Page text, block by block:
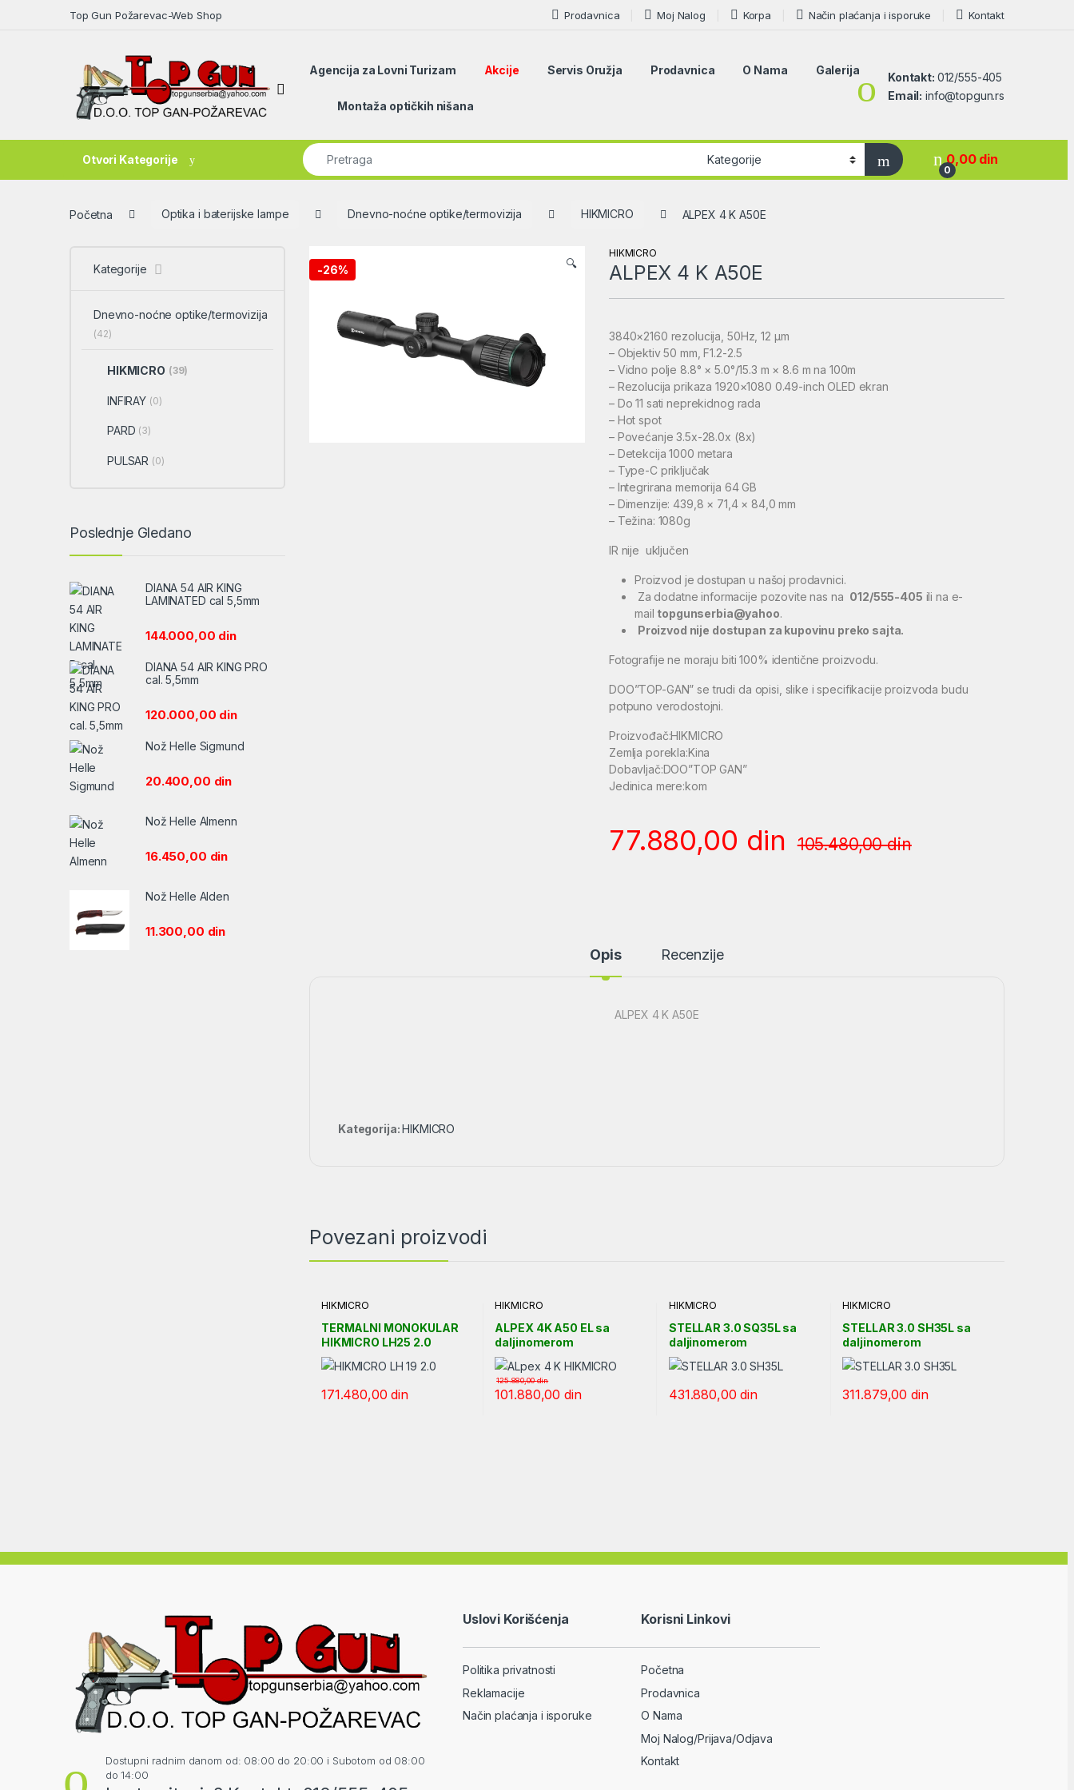
Top Gun Požarevac-Web Shop Prodavnica Moj Nalog Korpa Način plaćanja i isporuke Kontakt
Open
Agencija za Lovni Turizam Akcije Servis Oružja Prodavnica O Nama Galerija
Montaža optičkih nišana
Kontakt: 012/555-405
Email: info@topgun.rs
Otvori Kategorije
Search for:
0
0,00 din
Početna Optika i baterijske lampe Dnevno-noćne optike/termovizija HIKMICRO ALPEX 4 K A50E
-26% 🔍
HIKMICRO
ALPEX 4 K A50E
3840×2160 rezolucija, 50Hz, 12 μm
– Objektiv 50 mm, F1.2-2.5
– Vidno polje 8.8° × 5.0°/15.3 m × 8.6 m na 100m
– Rezolucija prikaza 1920×1080 0.49-inch OLED ekran
– Do 11 sati neprekidnog rada
– Hot spot
– Povećanje 3.5x-28.0x (8x)
– Detekcija 1000 metara
– Type-C priključak
– Integrirana memorija 64 GB
– Dimenzije: 439,8 × 71,4 × 84,0 mm
– Težina: 1080g
IR nije uključen
Proizvod je dostupan u našoj prodavnici.
Za dodatne informacije pozovite nas na 012/555-405 ili na e-
mail topgunserbia@yahoo.
Proizvod nije dostupan za kupovinu preko sajta.
Fotografije ne moraju biti 100% identične proizvodu.
DOO”TOP-GAN” se trudi da opisi, slike i specifikacije proizvoda budu
potpuno verodostojni.
Proizvođač:HIKMICRO
Zemlja porekla:Kina
Dobavljač:DOO”TOP GAN”
Jedinica mere:kom
77.880,00 din 105.480,00din
Opis Recenzije
ALPEX 4 K A50E
Kategorija:HIKMICRO
Povezani proizvodi
HIKMICRO
TERMALNI MONOKULAR
HIKMICRO LH25 2.0
171.480,00din
HIKMICRO
ALPEX 4K A50 EL sa
daljinomerom
101.880,00 din
125.880,00din
HIKMICRO
STELLAR 3.0 SQ35L sa
daljinomerom
431.880,00din
HIKMICRO
STELLAR 3.0 SH35L sa
daljinomerom
311.879,00 din
Kategorije
Dnevno-noćne optike/termovizija
(42)
HIKMICRO (39)
INFIRAY (0)
PARD (3)
PULSAR (0)
Poslednje Gledano
DIANA 54 AIR KING
LAMINATED cal 5,5mm
144.000,00 din
DIANA 54 AIR KING PRO
cal. 5,5mm
120.000,00 din
Nož Helle Sigmund
20.400,00 din
Nož Helle Almenn
16.450,00 din
Nož Helle Alden
11.300,00 din
Dostupni radnim danom od: 08:00 do 20:00 i Subotom od 08:00
do 14:00
Uslovi Korišćenja
Politika privatnosti
Reklamacije
Način plaćanja i isporuke
Korisni Linkovi
Početna
Prodavnica
O Nama
Moj Nalog/Prijava/Odjava
Kontakt